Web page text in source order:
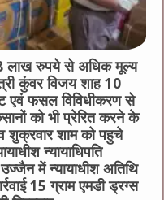
8 लाख रुपये से अधिक मूल्य
कुंवर विजय शाह 10
एवं फसल विविधीकरण से
को भी प्रेरित करने के
शुक्रवार शाम को पहुचे
न्यायाधिपति
में न्यायाधीश अतिथि
15 ग्राम एमडी ड्रग्स